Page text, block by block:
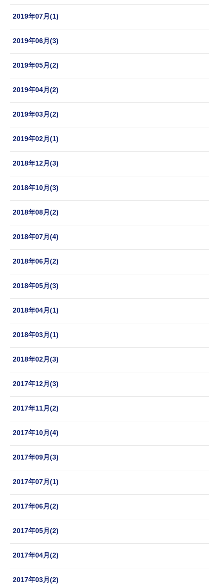
2019年07月(1)
2019年06月(3)
2019年05月(2)
2019年04月(2)
2019年03月(2)
2019年02月(1)
2018年12月(3)
2018年10月(3)
2018年08月(2)
2018年07月(4)
2018年06月(2)
2018年05月(3)
2018年04月(1)
2018年03月(1)
2018年02月(3)
2017年12月(3)
2017年11月(2)
2017年10月(4)
2017年09月(3)
2017年07月(1)
2017年06月(2)
2017年05月(2)
2017年04月(2)
2017年03月(2)